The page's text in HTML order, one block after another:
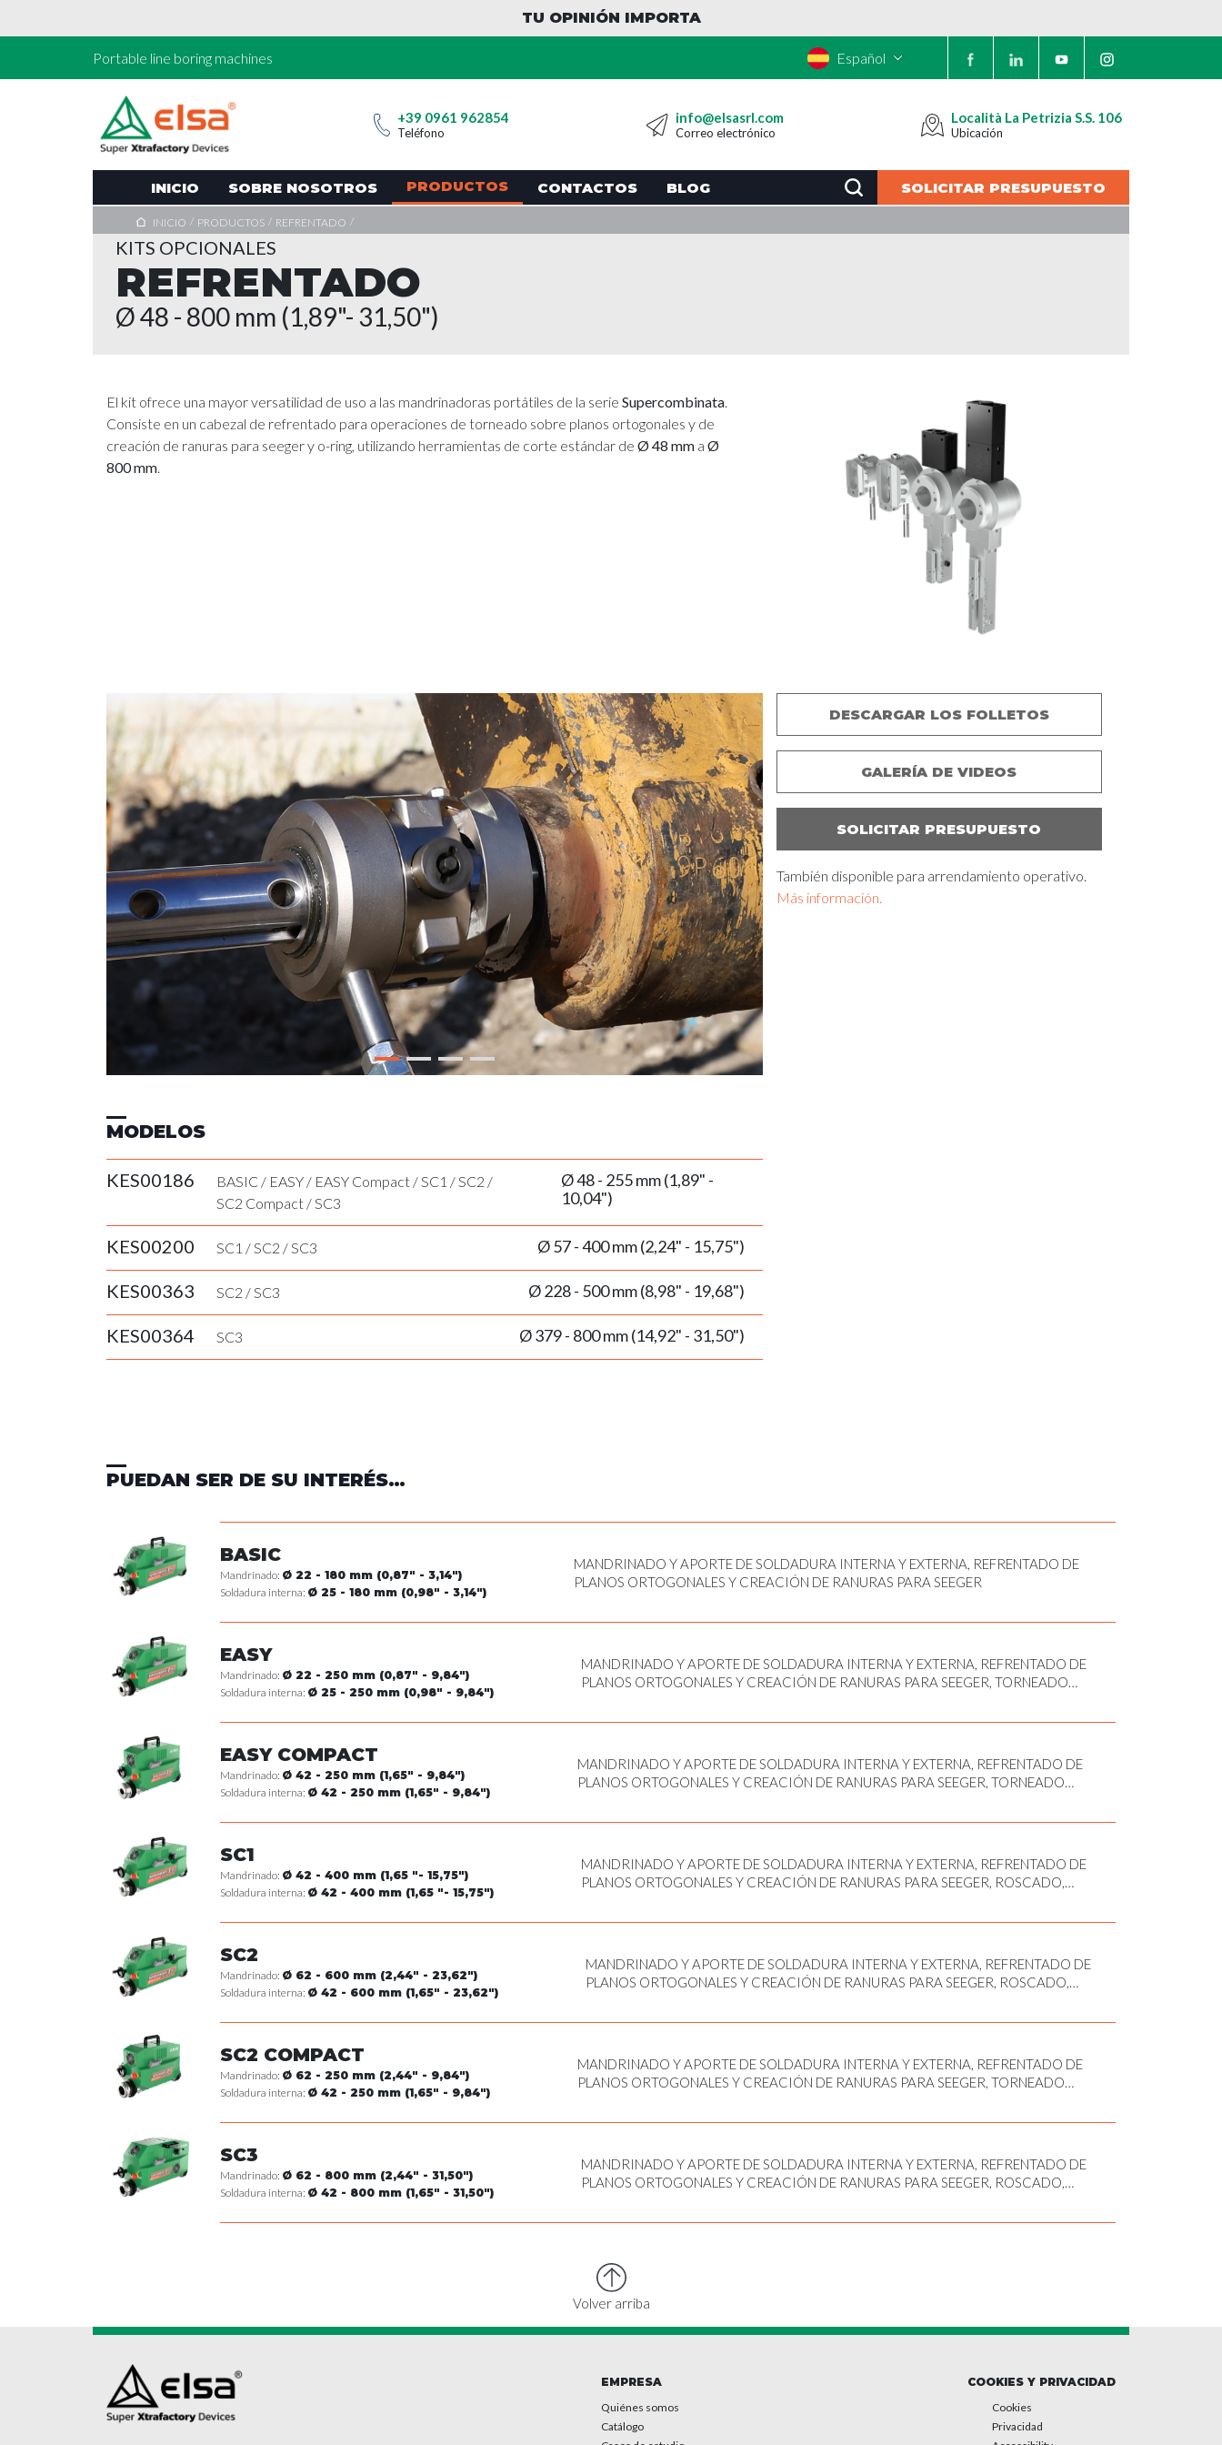
TU OPINIÓN IMPORTA
Portable line boring machines Español
+39 0961 962854
Teléfono
info@elsasrl.com
Correo electrónico
Località La Petrizia S.S. 106
Ubicación
INICIO SOBRE NOSOTROS PRODUCTOS CONTACTOS BLOG SOLICITAR PRESUPUESTO
INICIO / PRODUCTOS / REFRENTADO /
KITS OPCIONALES
REFRENTADO
Ø 48 - 800 mm (1,89"- 31,50")
El kit ofrece una mayor versatilidad de uso a las mandrinadoras portátiles de la serie Supercombinata.
Consiste en un cabezal de refrentado para operaciones de torneado sobre planos ortogonales y de
creación de ranuras para seeger y o-ring, utilizando herramientas de corte estándar de Ø 48 mm a Ø
800 mm.
DESCARGAR LOS FOLLETOS
GALERÍA DE VIDEOS
SOLICITAR PRESUPUESTO
También disponible para arrendamiento operativo.
Más información.
MODELOS
KES00186 BASIC / EASY / EASY Compact /SC1 /SC2 /
SC2 Compact /SC3
Ø 48 - 255 mm (1,89" -
10,04")
KES00200 SC1 /SC2 /SC3 Ø 57 - 400 mm (2,24" - 15,75")
KES00363 SC2 /SC3 Ø 228 - 500 mm (8,98" - 19,68")
KES00364 SC3 Ø 379 - 800 mm (14,92" - 31,50")
PUEDAN SER DE SU INTERÉS…
BASIC
Mandrinado: Ø 22 - 180 mm (0,87" - 3,14")
Soldadura interna: Ø 25 - 180 mm (0,98" - 3,14")
MANDRINADO Y APORTE DE SOLDADURA INTERNA Y EXTERNA, REFRENTADO DE
PLANOS ORTOGONALES Y CREACIÓN DE RANURAS PARA SEEGER
EASY
Mandrinado: Ø 22 - 250 mm (0,87" - 9,84")
Soldadura interna: Ø 25 - 250 mm (0,98" - 9,84")
MANDRINADO Y APORTE DE SOLDADURA INTERNA Y EXTERNA, REFRENTADO DE
PLANOS ORTOGONALES Y CREACIÓN DE RANURAS PARA SEEGER, TORNEADO
EASY COMPACT
Mandrinado: Ø 42 - 250 mm (1,65" - 9,84")
Soldadura interna: Ø 42 - 250 mm (1,65" - 9,84")
MANDRINADO Y APORTE DE SOLDADURA INTERNA Y EXTERNA, REFRENTADO DE
PLANOS ORTOGONALES Y CREACIÓN DE RANURAS PARA SEEGER, TORNEADO
SC1
Mandrinado: Ø 42 - 400 mm (1,65 "- 15,75")
Soldadura interna: Ø 42 - 400 mm (1,65 "- 15,75")
MANDRINADO Y APORTE DE SOLDADURA INTERNA Y EXTERNA, REFRENTADO DE
PLANOS ORTOGONALES Y CREACIÓN DE RANURAS PARA SEEGER, ROSCADO,
SC2
Mandrinado: Ø 62 - 600 mm (2,44" - 23,62")
Soldadura interna: Ø 42 - 600 mm (1,65" - 23,62")
MANDRINADO Y APORTE DE SOLDADURA INTERNA Y EXTERNA, REFRENTADO DE
PLANOS ORTOGONALES Y CREACIÓN DE RANURAS PARA SEEGER, ROSCADO,
SC2 COMPACT
Mandrinado: Ø 62 - 250 mm (2,44" - 9,84")
Soldadura interna: Ø 42 - 250 mm (1,65" - 9,84")
MANDRINADO Y APORTE DE SOLDADURA INTERNA Y EXTERNA, REFRENTADO DE
PLANOS ORTOGONALES Y CREACIÓN DE RANURAS PARA SEEGER, TORNEADO
SC3
Mandrinado: Ø 62 - 800 mm (2,44" - 31,50")
Soldadura interna: Ø 42 - 800 mm (1,65" - 31,50")
MANDRINADO Y APORTE DE SOLDADURA INTERNA Y EXTERNA, REFRENTADO DE
PLANOS ORTOGONALES Y CREACIÓN DE RANURAS PARA SEEGER, ROSCADO,
Volver arriba
EMPRESA
Quiénes somos
Catálogo
COOKIES Y PRIVACIDAD
Cookies
Privacidad